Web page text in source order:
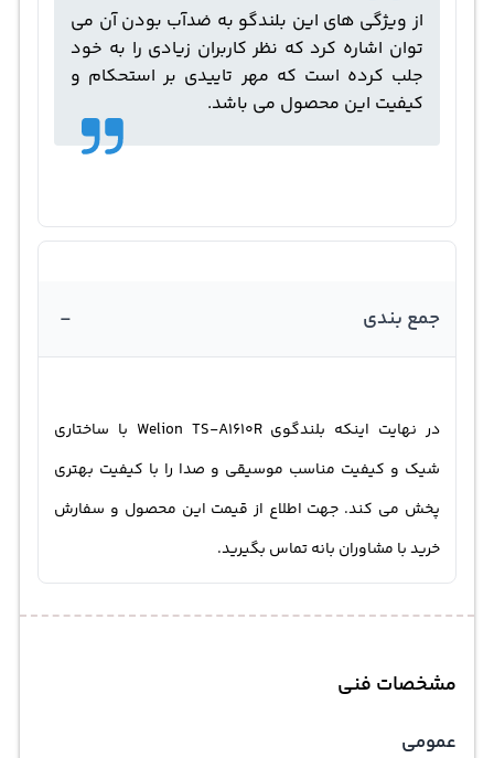
از ویژگی های این بلندگو به ضدآب بودن آن می
توان اشاره کرد که نظر کاربران زیادی را به خود
جلب کرده است که مهر تاییدی بر استحکام و
کیفیت این محصول می باشد.
جمع بندی -
در نهایت اینکه بلندگوی Welion TS-A1610R با ساختاری
شیک و کیفیت مناسب موسیقی و صدا را با کیفیت بهتری
پخش می کند. جهت اطلاع از قیمت این محصول و سفارش
خرید با مشاوران بانه تماس بگیرید.
مشخصات فنی
عمومی